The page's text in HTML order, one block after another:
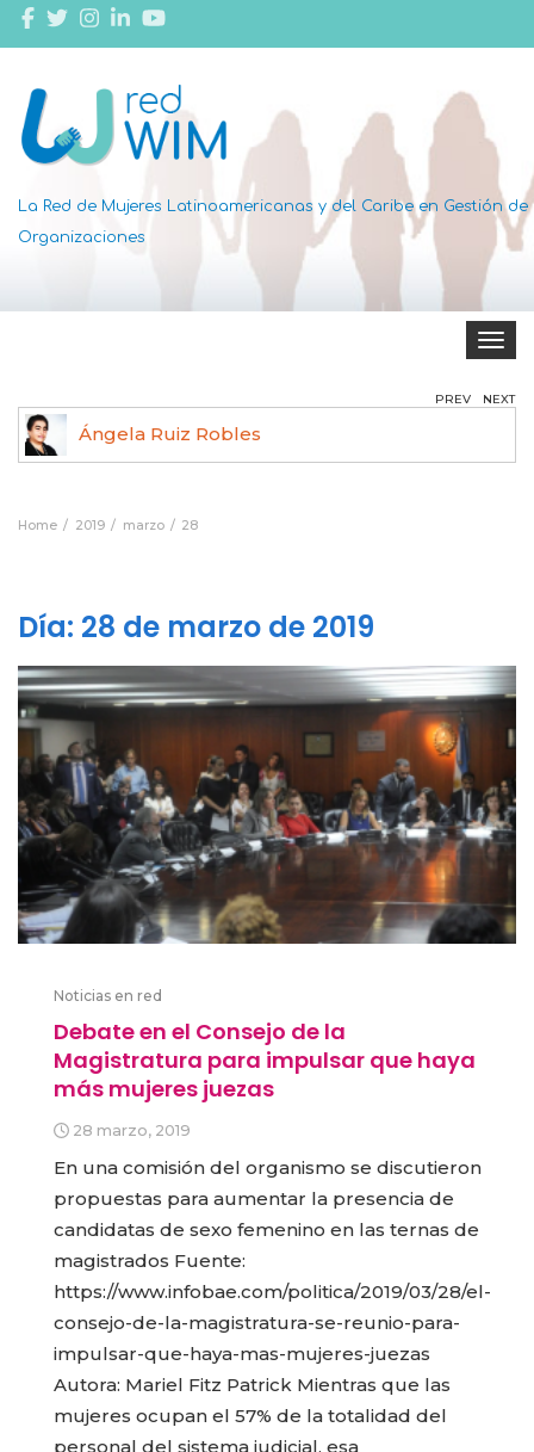
La Red de Mujeres Latinoamericanas y del Caribe en Gestión de
Organizaciones
Toggle
Ángela Ruiz Robles
PREV NEXT
Home 2019 marzo 28
Día: 28 de marzo de 2019
Noticias en red
Debate en el Consejo de la
Magistratura para impulsar que haya
más mujeres juezas
28 marzo, 2019
En una comisión del organismo se discutieron
propuestas para aumentar la presencia de
candidatas de sexo femenino en las ternas de
magistrados Fuente:
https://www.infobae.com/politica/2019/03/28/el-
consejo-de-la-magistratura-se-reunio-para-
impulsar-que-haya-mas-mujeres-juezas
Autora: Mariel Fitz Patrick Mientras que las
mujeres ocupan el 57% de la totalidad del
personal del sistema judicial, esa